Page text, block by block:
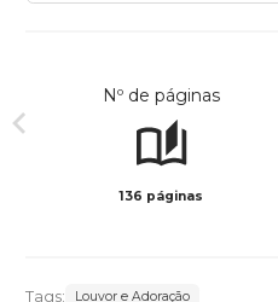
Nº de páginas
136 páginas
Tags: Louvor e Adoração